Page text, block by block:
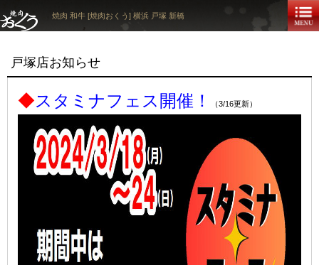
焼肉 和牛 [焼肉おくう] 横浜 戸塚 新橋
戸塚店お知らせ
◆スタミナフェス開催！ （3/16更新）